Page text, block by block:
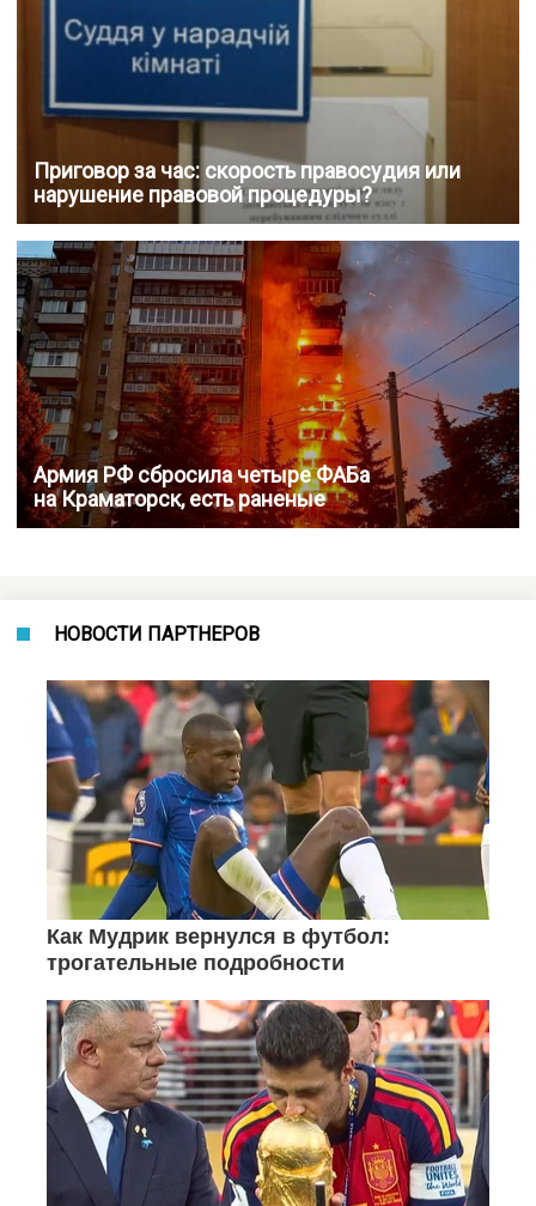
Приговор за час: скорость правосудия или
нарушение правовой процедуры?
Армия РФ сбросила четыре ФАБа
на Краматорск, есть раненые
НОВОСТИ ПАРТНЕРОВ